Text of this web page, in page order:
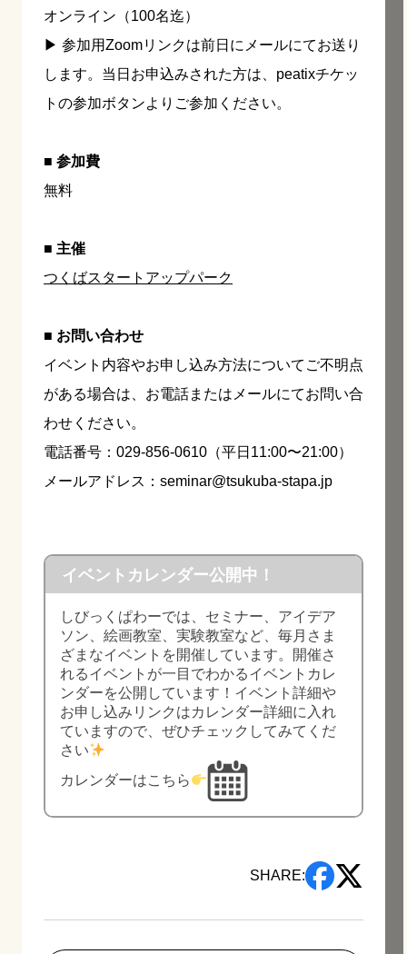
オンライン（100名迄）
▶︎ 参加用Zoomリンクは前日にメールにてお送り
します。当日お申込みされた方は、peatixチケッ
トの参加ボタンよりご参加ください。
■ 参加費
無料
■ 主催
つくばスタートアップパーク
■ お問い合わせ
イベント内容やお申し込み方法についてご不明点
がある場合は、お電話またはメールにてお問い合
わせください。
電話番号：029-856-0610（平日11:00〜21:00）
メールアドレス：seminar@tsukuba-stapa.jp
イベントカレンダー公開中！
しびっくぱわーでは、セミナー、アイデア
ソン、絵画教室、実験教室など、毎月さま
ざまなイベントを開催しています。開催さ
れるイベントが一目でわかるイベントカレ
ンダーを公開しています！イベント詳細や
お申し込みリンクはカレンダー詳細に入れ
ていますので、ぜひチェックしてみてくだ
さい
カレンダーはこちら
SHARE: